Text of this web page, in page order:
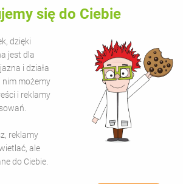
się do Ciebie
dzięki
jest dla
i działa
nim możemy
i reklamy
reklamy
ale
do Ciebie.
Udostępnianie naszych
jest bezpłatne.
że zamieścisz na
stronie lub kanale
że pochodzą one z
Sala Gier i dodasz link
. Kolorową zabawą
warto się dzielić!